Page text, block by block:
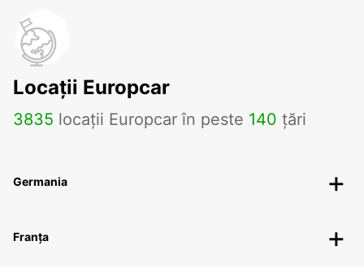
Locații Europcar
3835 locații Europcar în peste 140 țări
Germania
Franța